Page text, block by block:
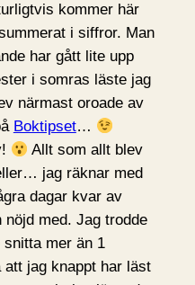
kommer här
i siffror. Man
har gått lite upp
i somras läste jag
närmast oroade av
Boktipset…
Allt som allt blev
jag räknar med
dagar kvar av
med. Jag trodde
mer än 1
jag knappt har läst